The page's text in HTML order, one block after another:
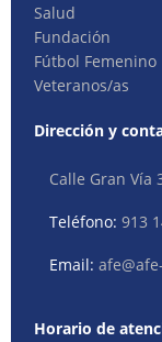
Salud
Fundación
Fútbol Femenino
Veteranos/as
Dirección y
Calle Gran Vía
Teléfono:913
Email:
Horario de